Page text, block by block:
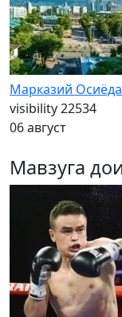
Марказий
visibility22534
06 август
Мавзуга